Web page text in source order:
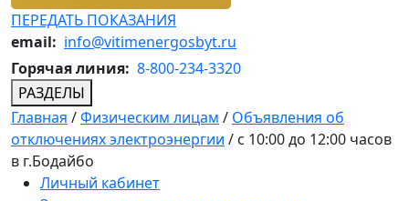
ПЕРЕДАТЬ ПОКАЗАНИЯ
email: info@vitimenergosbyt.ru
Горячая линия: 8-800-234-3320
РАЗДЕЛЫ
Главная /Физическим лицам / Объявления об
отключениях электроэнергии / с 10:00 до 12:00 часов
в г.Бодайбо
Личный кабинет